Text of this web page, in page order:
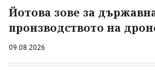
Йотова зове за
производството на
09.08.2026